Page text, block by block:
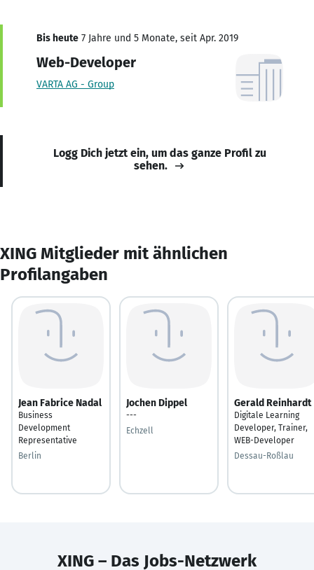
Bis heute 7 Jahre und 5 Monate, seit Apr. 2019
Web-Developer
VARTA AG - Group
Logg Dich jetzt ein, um das ganze Profil zu
sehen.
XING Mitglieder mit ähnlichen
Profilangaben
Jean Fabrice Nadal
Business
Development
Representative
Berlin
Jochen Dippel
---
Echzell
Gerald Reinhardt
Digitale Learning
Developer, Trainer,
WEB-Developer
Dessau-Roßlau
XING – Das Jobs-Netzwerk